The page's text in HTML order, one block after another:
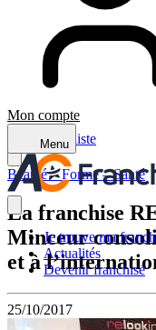
Mon compte
Menu
Je trouve ma
Actualités
Devenir franchisé
Retour à la liste
Beauté – Forme – Santé
La franchise
Minceur
et à
25/10/2017